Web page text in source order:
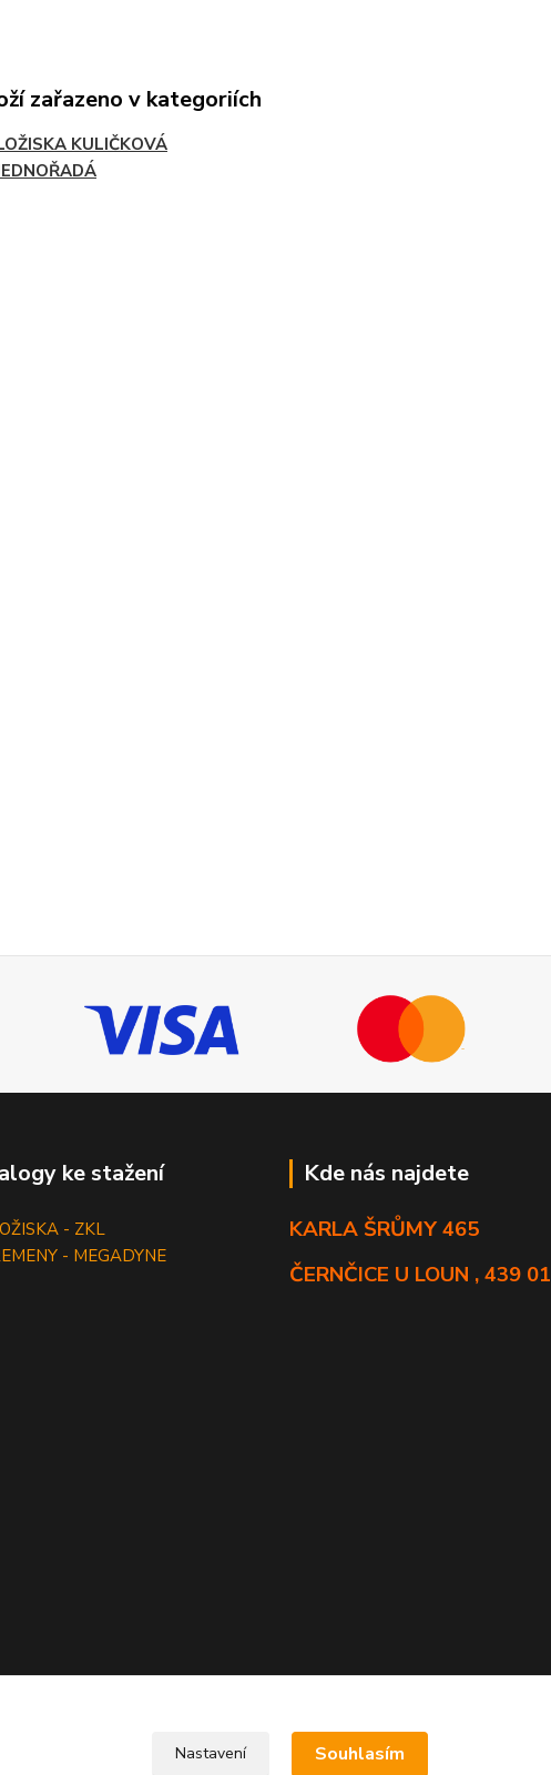
zařazeno v kategoriích
KULIČKOVÁ
ke stažení
- ZKL
- MEGADYNE
Kde nás najdete
KARLA ŠRŮMY 465
ČERNČICE U LOUN , 439 01
Nastavení Souhlasím